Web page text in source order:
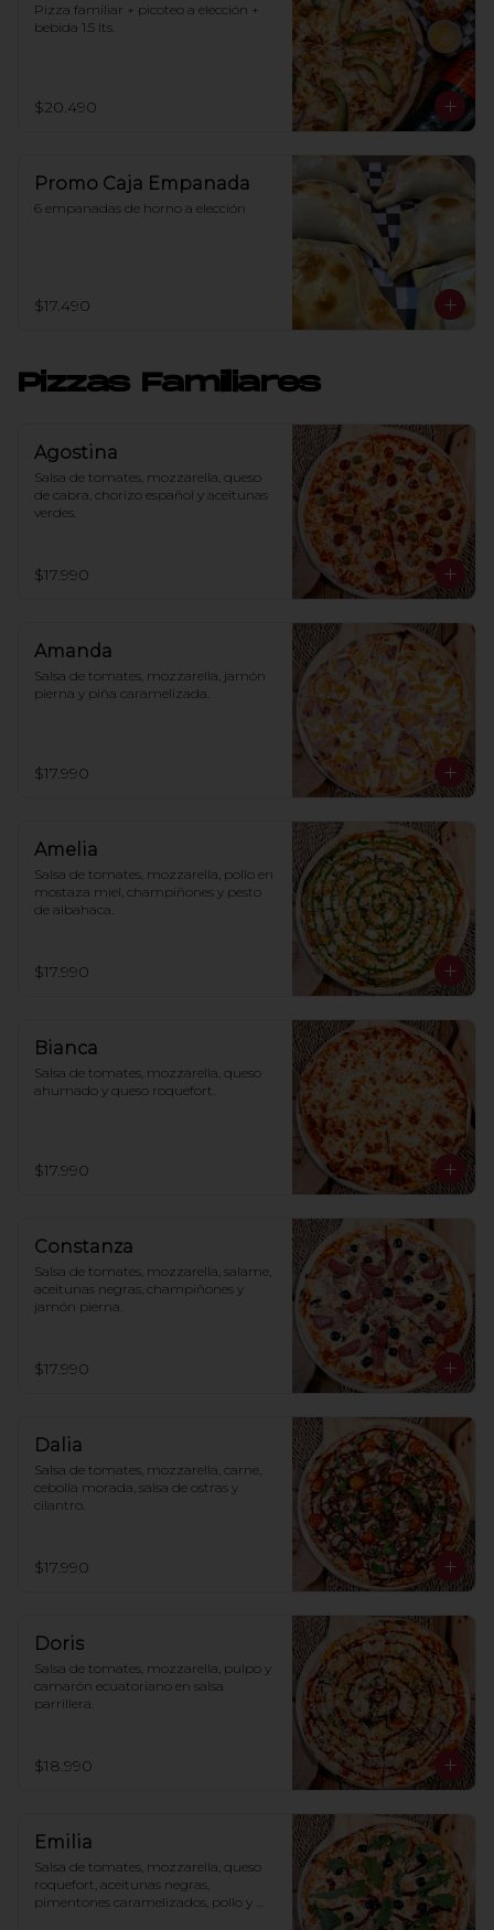
Pizza familiar + picoteo a elección +
bebida 1.5 lts.
$20.490
Promo Caja Empanada
6 empanadas de horno a elección
$17.490
Pizzas Familiares
Agostina
Salsa de tomates, mozzarella, queso
de cabra, chorizo español y aceitunas
verdes.
$17.990
Amanda
Salsa de tomates, mozzarella, jamón
pierna y piña caramelizada.
$17.990
Amelia
Salsa de tomates, mozzarella, pollo en
mostaza miel, champiñones y pesto
de albahaca.
$17.990
Bianca
Salsa de tomates, mozzarella, queso
ahumado y queso roquefort.
$17.990
Constanza
Salsa de tomates, mozzarella, salame,
aceitunas negras, champiñones y
jamón pierna.
$17.990
Dalia
Salsa de tomates, mozzarella, carne,
cebolla morada, salsa de ostras y
cilantro.
$17.990
Doris
Salsa de tomates, mozzarella, pulpo y
camarón ecuatoriano en salsa
parrillera.
$18.990
Emilia
Salsa de tomates, mozzarella, queso
roquefort, aceitunas negras,
pimentones caramelizados, pollo y